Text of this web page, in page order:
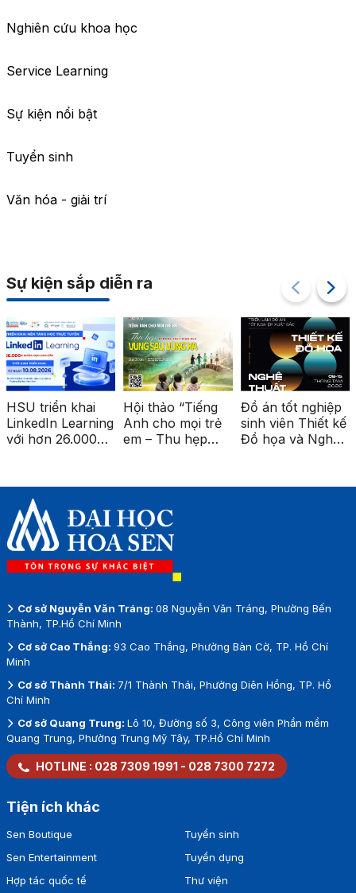
Nghiên cứu khoa học
Service Learning
Sự kiện nổi bật
Tuyển sinh
Văn hóa - giải trí
Sự kiện sắp diễn ra
HSU triển khai
LinkedIn Learning
với hơn 26.000
Hội thảo “Tiếng
Anh cho mọi trẻ
em – Thu hẹp
vùng xa”
Đồ án tốt nghiệp
sinh viên Thiết kế
Đồ họa và Nghệ
Metro Bến Thành
Cơ sở Nguyễn Văn Tráng: 08 Nguyễn Văn Tráng, Phường Bến
Thành, TP.Hồ Chí Minh
Cơ sở Cao Thắng: 93 Cao Thắng, Phường Bàn Cờ, TP. Hồ Chí
Minh
Cơ sở Thành Thái: 7/1 Thành Thái, Phường Diên Hồng, TP. Hồ
Chí Minh
Cơ sở Quang Trung: Lô 10, Đường số 3, Công viên Phần mềm
Quang Trung, Phường Trung Mỹ Tây, TP.Hồ Chí Minh
HOTLINE : 028 7309 1991 - 028 7300 7272
Tiện ích khác
Sen Boutique
Sen Entertainment
Hợp tác quốc tế
Tuyển sinh
Tuyển dụng
Thư viện